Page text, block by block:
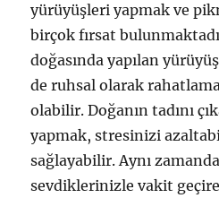
yürüyüşleri yapmak ve
birçok fırsat
doğasında yapılan
de ruhsal olarak
olabilir. Doğanın tadını
yapmak, stresinizi
sağlayabilir. Aynı
sevdiklerinizle vakit